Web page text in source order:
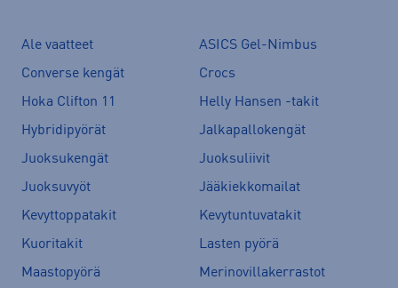
Ale vaatteet
ASICS Gel-Nimbus
Converse kengät
Crocs
Hoka Clifton 11
Helly Hansen -takit
Hybridipyörät
Jalkapallokengät
Juoksukengät
Juoksuliivit
Juoksuvyöt
Jääkiekkomailat
Kevyttoppatakit
Kevytuntuvatakit
Kuoritakit
Lasten pyörä
Maastopyörä
Merinovillakerrastot